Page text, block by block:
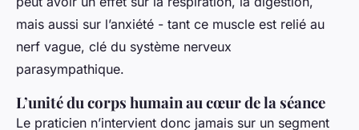
mais aussi sur l’anxiété - tant ce muscle est relié au
nerf vague, clé du système nerveux
parasympathique.
L’unité du corps humain au cœur de la séance
Le praticien n’intervient donc jamais sur un segment